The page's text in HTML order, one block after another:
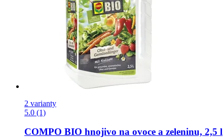
2 varianty
5.0 (1)
COMPO BIO hnojivo na ovoce a zeleninu, 2,5 l